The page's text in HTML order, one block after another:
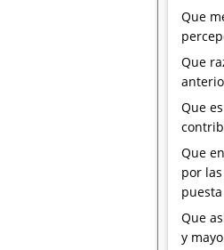
Que
Que
Que
Que
por
Que
y